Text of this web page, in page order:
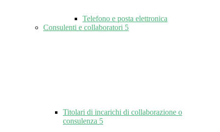
Telefono e posta elettronica
Consulenti e collaboratori 5
Titolari di incarichi di collaborazione o
consulenza 5